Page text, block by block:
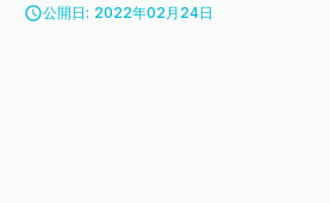
access_time公開日: 2022年02月24日